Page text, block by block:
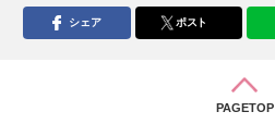
シェア ポスト
PAGETOP